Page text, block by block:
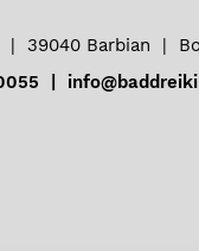
| 39040 Barbian |